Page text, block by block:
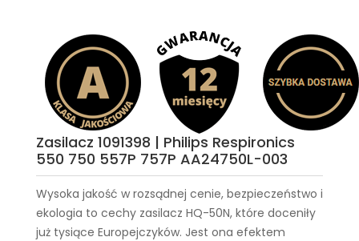
Zasilacz 1091398 | Philips Respironics
550 750 557P 757P AA24750L-003
Wysoka jakość w rozsądnej cenie, bezpieczeństwo i
ekologia to cechy zasilacz HQ-50N, które doceniły
już tysiące Europejczyków. Jest ona efektem